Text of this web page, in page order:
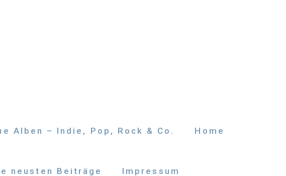
Alben – Indie, Pop, Rock & Co. Home
neusten Beiträge Impressum